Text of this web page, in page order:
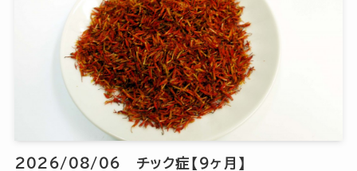
2026/08/06 チック症【9ヶ月】